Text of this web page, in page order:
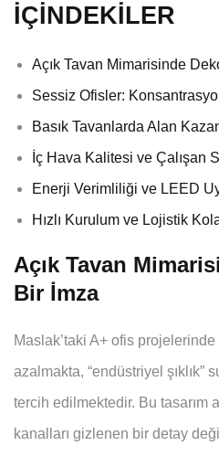
İÇİNDEKİLER
Açık Tavan Mimarisinde
Sessiz Ofisler:
Basık Tavanlarda Alan
İç Hava Kalitesi ve Çalışan
Enerji Verimliliği ve LEED
Hızlı Kurulum ve Lojistik
Açık Tavan
Bir İmza
Maslak’taki A+ ofis projelerinde
azalmakta, “endüstriyel şıklık”
tercih edilmektedir. Bu tasarım
kanalları gizlenen bir detay